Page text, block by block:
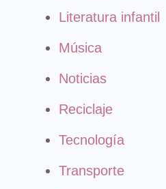
Literatura infantil
Música
Noticias
Reciclaje
Tecnología
Transporte